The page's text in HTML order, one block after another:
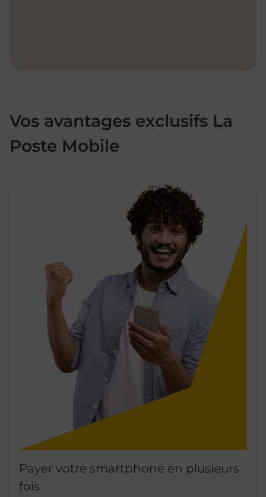
Vos avantages exclusifs La
Poste Mobile
Payer votre smartphone en plusieurs
fois